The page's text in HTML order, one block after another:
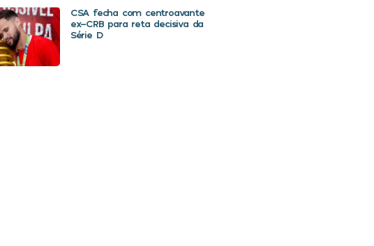
CSA fecha com centroavante
ex-CRB para reta decisiva da
Série D